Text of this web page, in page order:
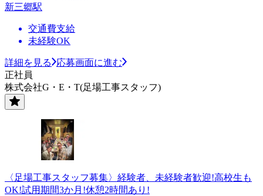
新三郷駅
交通費支給
未経験OK
詳細を見る
応募画面に進む
正社員
株式会社G・E・T(足場工事スタッフ)
〈足場工事スタッフ募集〉経験者、未経験者歓迎!高校生も
OK!試用期間3か月!休憩2時間あり!